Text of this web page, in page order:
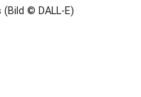
© DALL-E)